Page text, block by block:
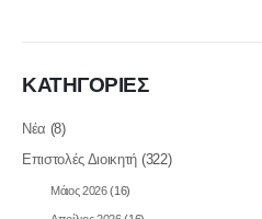
ΚΑΤΗΓΟΡΙΕΣ
Νέα (8)
Επιστολές Διοικητή (322)
Μάιος 2026(16)